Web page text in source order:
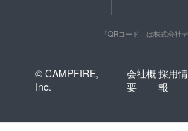
「QRコード」は株式会社
© CAMPFIRE,
Inc.
会社概
要
採用情
報